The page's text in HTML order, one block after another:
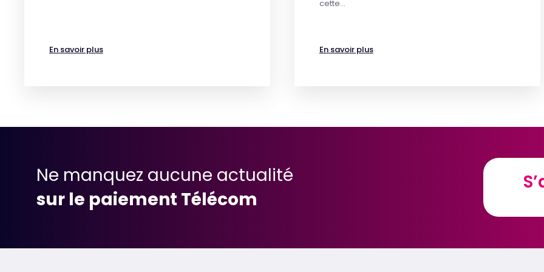
En savoir plus
cette…
En savoir plus
Ne manquez aucune actualité
sur le paiement Télécom